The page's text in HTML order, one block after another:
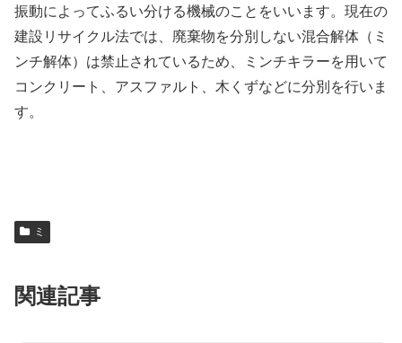
振動によってふるい分ける機械のことをいいます。現在の
建設リサイクル法では、廃棄物を分別しない混合解体（ミ
ンチ解体）は禁止されているため、ミンチキラーを用いて
コンクリート、アスファルト、木くずなどに分別を行いま
す。
ミ
関連記事